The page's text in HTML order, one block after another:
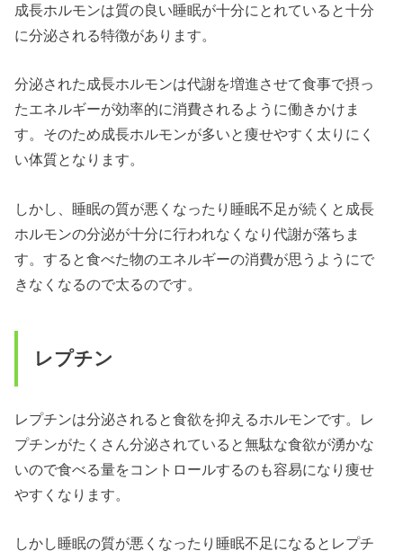
成長ホルモンは質の良い睡眠が十分にとれていると十分
に分泌される特徴があります。
分泌された成長ホルモンは代謝を増進させて食事で摂っ
たエネルギーが効率的に消費されるように働きかけま
す。そのため成長ホルモンが多いと痩せやすく太りにく
い体質となります。
しかし、睡眠の質が悪くなったり睡眠不足が続くと成長
ホルモンの分泌が十分に行われなくなり代謝が落ちま
す。すると食べた物のエネルギーの消費が思うようにで
きなくなるので太るのです。
レプチン
レプチンは分泌されると食欲を抑えるホルモンです。レ
プチンがたくさん分泌されていると無駄な食欲が湧かな
いので食べる量をコントロールするのも容易になり痩せ
やすくなります。
しかし睡眠の質が悪くなったり睡眠不足になるとレプチ